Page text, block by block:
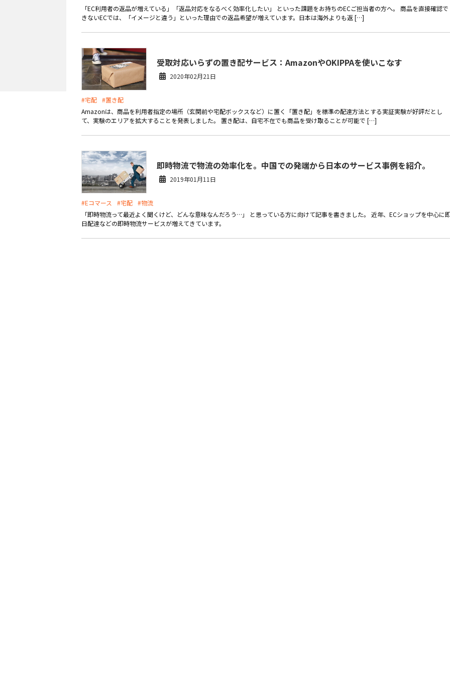
「EC利用者の返品が増えている」「返品対応をなるべく効率化したい」 といった課題をお持ちのECご担当者の方へ。 商品を直接確認で
きないECでは、「イメージと違う」といった理由での返品希望が増えています。日本は海外よりも返 […]
受取対応いらずの置き配サービス：AmazonやOKIPPAを使いこなす
2020年02月21日
#宅配 #置き配
Amazonは、商品を利用者指定の場所（玄関前や宅配ボックスなど）に置く「置き配」を標準の配達方法とする実証実験が好評だとし
て、実験のエリアを拡大することを発表しました。 置き配は、自宅不在でも商品を受け取ることが可能で […]
即時物流で物流の効率化を。中国での発端から日本のサービス事例を紹介。
2019年01月11日
#Eコマース #宅配 #物流
「即時物流って最近よく聞くけど、どんな意味なんだろう…」 と思っている方に向けて記事を書きました。 近年、ECショップを中心に
日配達などの即時物流サービスが増えてきています。